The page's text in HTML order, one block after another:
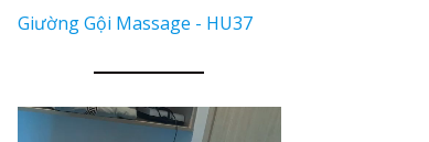
Giường Gội Massage - HU37